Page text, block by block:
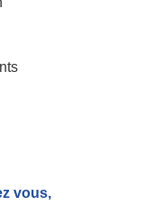
vous,